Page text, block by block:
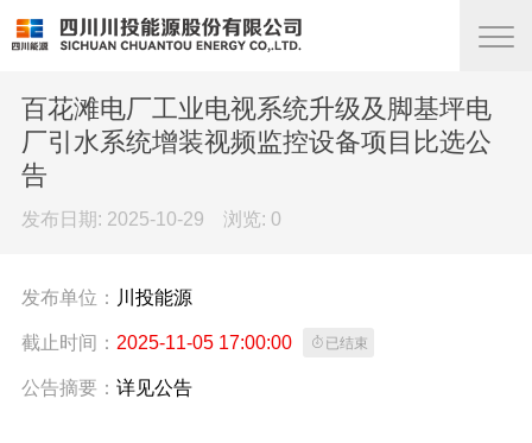
百花滩电厂工业电视系统升级及脚基坪电
厂引水系统增装视频监控设备项目比选公
告
发布日期: 2025-10-29 浏览: 0
发布单位： 川投能源
截止时间： 2025-11-05 17:00:00  已结束
公告摘要： 详见公告